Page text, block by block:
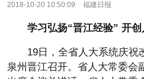
2018-10-20 10:50:09 福建日报
学习弘扬“晋江经验” 开
19日，全省人大系统庆祝
泉州晋江召开。省人大常委会